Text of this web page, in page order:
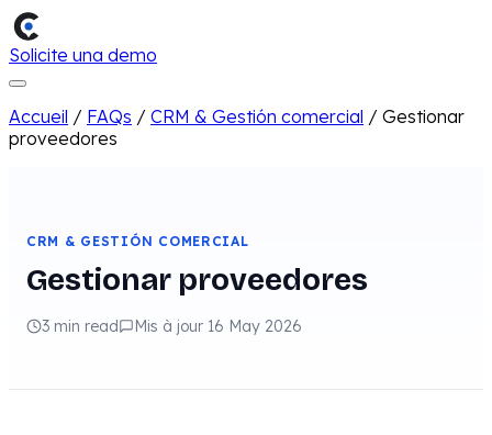
Solicite una demo
Accueil / FAQs / CRM & Gestión comercial / Gestionar
proveedores
CRM & GESTIÓN COMERCIAL
Gestionar proveedores
3 min read Mis à jour 16 May 2026